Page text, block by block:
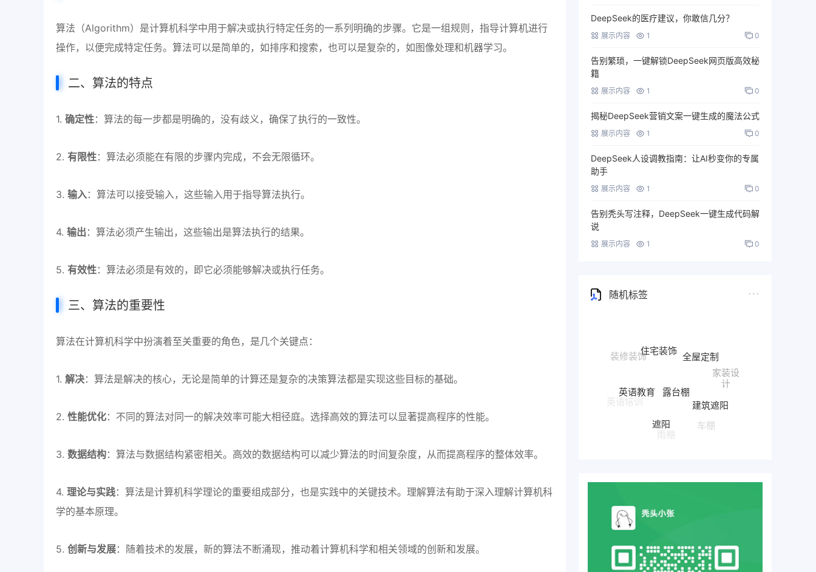
算法（Algorithm）是计算机科学中用于解决或执行特定任务的一系列明确的步骤。它是一组规则，指导计算机进行
操作，以便完成特定任务。算法可以是简单的，如排序和搜索，也可以是复杂的，如图像处理和机器学习。
二、算法的特点
1. 确定性：算法的每一步都是明确的，没有歧义，确保了执行的一致性。
2. 有限性：算法必须能在有限的步骤内完成，不会无限循环。
3. 输入：算法可以接受输入，这些输入用于指导算法执行。
4. 输出 ：算法必须产生输出，这些输出是算法执行的结果。
5. 有效性：算法必须是有效的，即它必须能够解决或执行任务。
三、算法的重要性
算法在计算机科学中扮演着至关重要的角色，是几个关键点：
1. 解决：算法是解决的核心，无论是简单的计算还是复杂的决策算法都是实现这些目标的基础。
2. 性能优化：不同的算法对同一的解决效率可能大相径庭。选择高效的算法可以显著提高程序的性能。
3. 数据结构：算法与数据结构紧密相关。高效的数据结构可以减少算法的时间复杂度，从而提高程序的整体效率。
4. 理论与实践：算法是计算机科学理论的重要组成部分，也是实践中的关键技术。理解算法有助于深入理解计算机科
学的基本原理。
5. 创新与发展：随着技术的发展，新的算法不断涌现，推动着计算机科学和相关领域的创新和发展。
DeepSeek的医疗建议，你敢信几分？
展示内容 1 0
告别繁琐，一键解锁DeepSeek网页版高效秘
籍
展示内容 1 0
揭秘DeepSeek营销文案一键生成的魔法公式
展示内容 1 0
DeepSeek人设调教指南：让AI秒变你的专属
助手
展示内容 1 0
告别秃头写注释，DeepSeek一键生成代码解
说
展示内容 1 0
随机标签
家装设
计
英语培训
车棚
雨棚